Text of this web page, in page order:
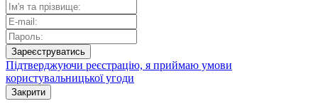
Зареєструватись
Підтверджуючи реєстрацію, я приймаю умови
користувальницької угоди
Закрити